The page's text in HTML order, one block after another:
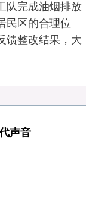
队完成油烟排放
民区的合理位
馈整改结果，大
声音